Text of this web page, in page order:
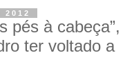
pés à cabeça”,
ter voltado a